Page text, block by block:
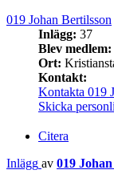
019 Johan Bertilsson
Inlägg: 37
Blev medlem:
Ort:
Kontakt:
Kontakta 019
Skicka
Citera
Inlägg av 019